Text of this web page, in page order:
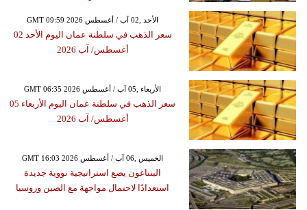
GMT 09:59 2026 الأحد ,02 آب / أغسطس
سعر الذهب في سلطنة عمان اليوم الأحد 02
أغسطس/ آب 2026
GMT 06:35 2026 الأربعاء ,05 آب / أغسطس
سعر الذهب في سلطنة عمان اليوم الأربعاء 05
أغسطس/ آب 2026
GMT 16:03 2026 الخميس ,06 آب / أغسطس
البنتاغون يضع استراتيجية نووية جديدة
استعدادًا لاحتمال مواجهة مع الصين وروسيا